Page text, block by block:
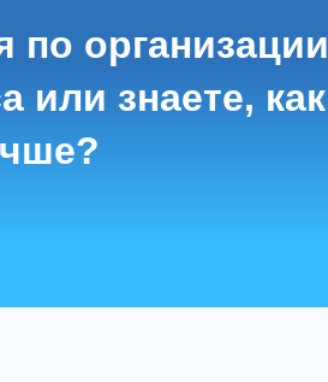
по организации
или знаете, как